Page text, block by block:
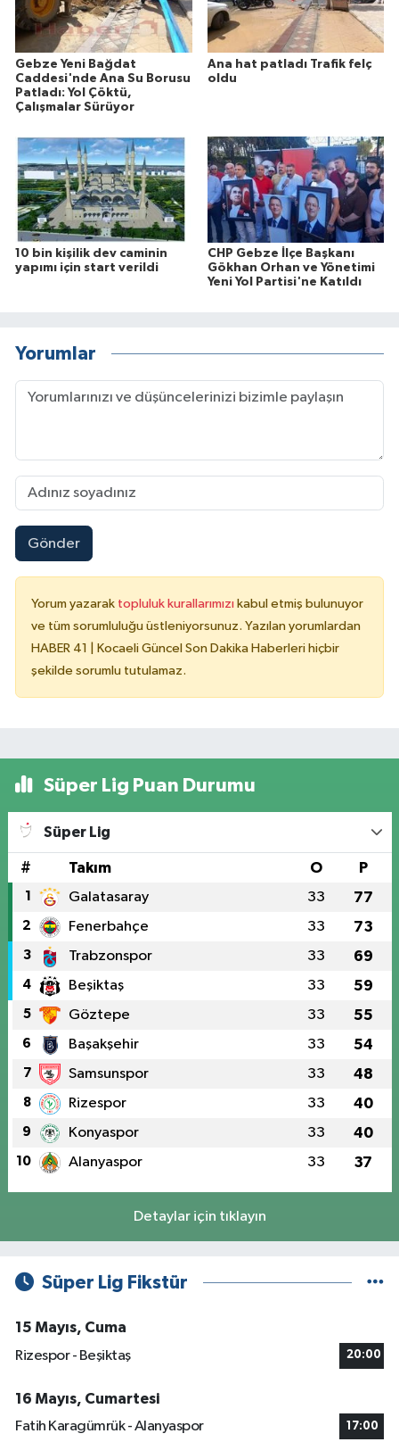
Gebze Yeni Bağdat
Caddesi'nde Ana Su Borusu
Patladı: Yol Çöktü,
Çalışmalar Sürüyor
Ana hat patladı Trafik felç
oldu
10 bin kişilik dev caminin
yapımı için start verildi
CHP Gebze İlçe Başkanı
Gökhan Orhan ve Yönetimi
Yeni Yol Partisi'ne Katıldı
Yorumlar
Gönder
Yorum yazarak topluluk kurallarımızı kabul etmiş bulunuyor
ve tüm sorumluluğu üstleniyorsunuz. Yazılan yorumlardan
HABER 41 | Kocaeli Güncel Son Dakika Haberleri hiçbir
şekilde sorumlu tutulamaz.
Süper Lig Puan Durumu
Süper Lig
# Takım O P
1 Galatasaray 33 77
2 Fenerbahçe 33 73
3 Trabzonspor 33 69
4 Beşiktaş 33 59
5 Göztepe 33 55
6 Başakşehir 33 54
7 Samsunspor 33 48
8 Rizespor 33 40
9 Konyaspor 33 40
10 Alanyaspor 33 37
Detaylar için tıklayın
Süper Lig Fikstür
15 Mayıs, Cuma
Rizespor - Beşiktaş
20:00
16 Mayıs, Cumartesi
Fatih Karagümrük - Alanyaspor
17:00